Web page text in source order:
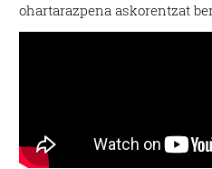
ohartarazpena askorentzat